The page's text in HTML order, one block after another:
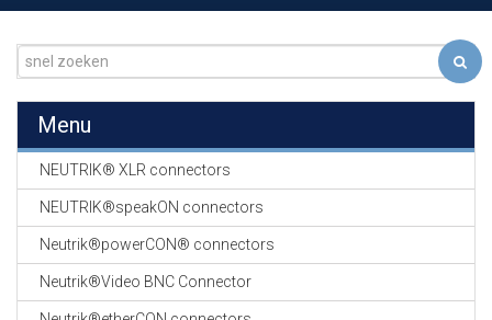
GEVLOCHTEN KOUS
EN
KRIMP KOUS
KOPER KABEL
OP ROL
Menu
NEUTRIK® XLR connectors
NEUTRIK®speakON connectors
Neutrik®powerCON® connectors
Neutrik®Video BNC Connector